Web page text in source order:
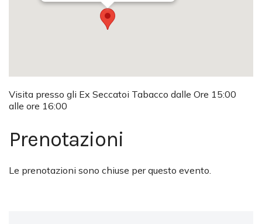
Visita presso gli Ex Seccatoi Tabacco dalle Ore 15:00
alle ore 16:00
Prenotazioni
Le prenotazioni sono chiuse per questo evento.